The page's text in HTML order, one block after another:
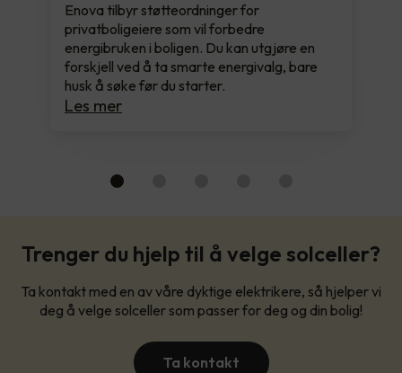
Enova tilbyr støtteordninger for
privatboligeiere som vil forbedre
energibruken i boligen. Du kan utgjøre en
forskjell ved å ta smarte energivalg, bare
husk å søke før du starter.
Les mer
Trenger du hjelp til å velge solceller?
Ta kontakt med en av våre dyktige elektrikere, så hjelper vi
deg å velge solceller som passer for deg og din bolig!
Ta kontakt